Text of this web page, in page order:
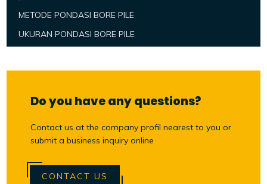
METODE PONDASI BORE PILE
UKURAN PONDASI BORE PILE
Do you have any questions?
Contact us at the company profil nearest to you or
submit a business inquiry online
CONTACT US